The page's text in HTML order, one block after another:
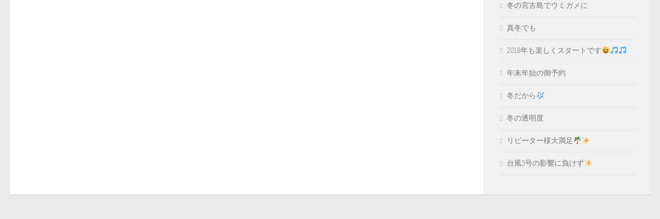
冬の宮古島でウミガメに
真冬でも
2018年も楽しくスタートです
年末年始の御予約
冬だから
冬の透明度
リピーター様大満足
台風5号の影響に負けず